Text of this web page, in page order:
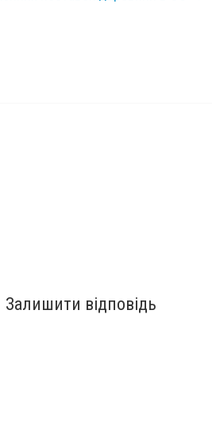
Залишити відповідь